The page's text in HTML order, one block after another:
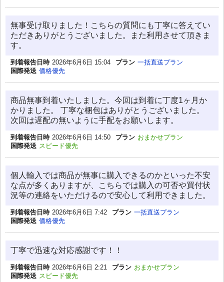
無事受け取りました！こちらの質問にも丁寧に答えてい
ただきありがとうございました。また利用させて頂きま
す。
到着報告日時 2026年6月6日 15:04 プラン 一括直送プラン
国際発送 価格優先
商品無事到着いたしました。今回は到着に丁度1ヶ月か
かりました。 丁寧な梱包はありがとうございました。
次回は遅配の無いように手配をお願いします。
到着報告日時 2026年6月6日 14:50 プラン おまかせプラン
国際発送 スピード優先
個人輸入では商品が無事に購入できるのかといった不安
な点が多くありますが、こちらでは購入の可否や買付状
況等の連絡をいただけるので安心して利用できました。
到着報告日時 2026年6月6日 7:42 プラン 一括直送プラン
国際発送 価格優先
丁寧で迅速な対応感謝です！！
到着報告日時 2026年6月6日 2:21 プラン おまかせプラン
国際発送 スピード優先